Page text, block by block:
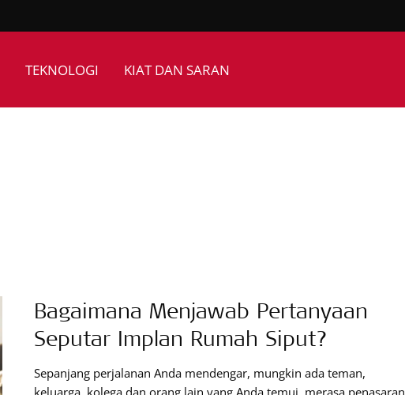
TEKNOLOGI KIAT DAN SARAN
Bagaimana Menjawab Pertanyaan
Seputar Implan Rumah Siput?
Sepanjang perjalanan Anda mendengar, mungkin ada teman,
keluarga, kolega dan orang lain yang Anda temui, merasa penasaran